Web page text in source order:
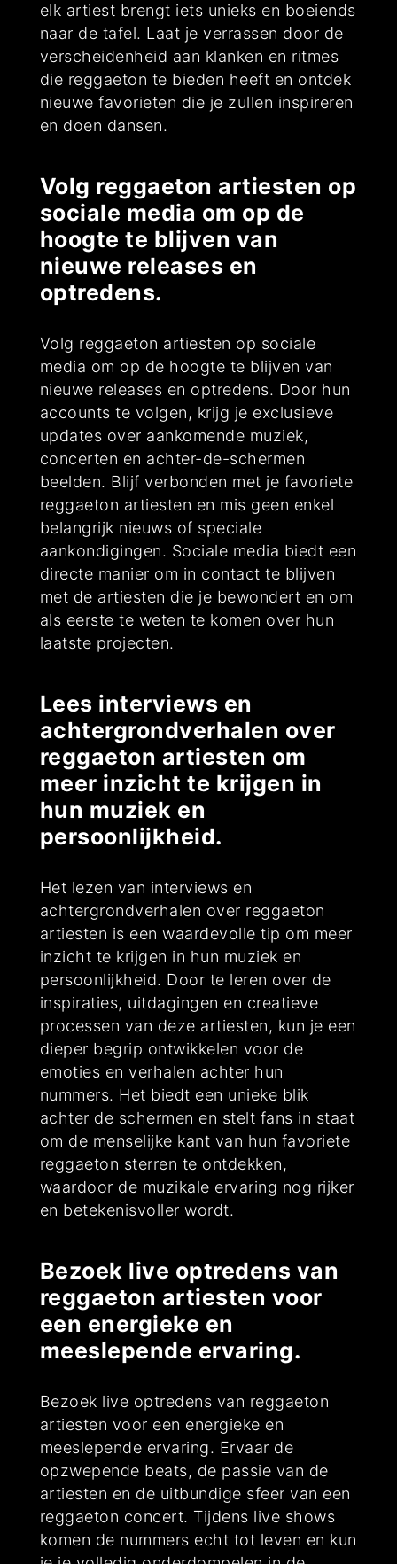
elk artiest brengt iets unieks en boeiends
naar de tafel. Laat je verrassen door de
verscheidenheid aan klanken en ritmes
die reggaeton te bieden heeft en ontdek
nieuwe favorieten die je zullen inspireren
en doen dansen.
Volg reggaeton artiesten op
sociale media om op de
hoogte te blijven van
nieuwe releases en
optredens.
Volg reggaeton artiesten op sociale
media om op de hoogte te blijven van
nieuwe releases en optredens. Door hun
accounts te volgen, krijg je exclusieve
updates over aankomende muziek,
concerten en achter-de-schermen
beelden. Blijf verbonden met je favoriete
reggaeton artiesten en mis geen enkel
belangrijk nieuws of speciale
aankondigingen. Sociale media biedt een
directe manier om in contact te blijven
met de artiesten die je bewondert en om
als eerste te weten te komen over hun
laatste projecten.
Lees interviews en
achtergrondverhalen over
reggaeton artiesten om
meer inzicht te krijgen in
hun muziek en
persoonlijkheid.
Het lezen van interviews en
achtergrondverhalen over reggaeton
artiesten is een waardevolle tip om meer
inzicht te krijgen in hun muziek en
persoonlijkheid. Door te leren over de
inspiraties, uitdagingen en creatieve
processen van deze artiesten, kun je een
dieper begrip ontwikkelen voor de
emoties en verhalen achter hun
nummers. Het biedt een unieke blik
achter de schermen en stelt fans in staat
om de menselijke kant van hun favoriete
reggaeton sterren te ontdekken,
waardoor de muzikale ervaring nog rijker
en betekenisvoller wordt.
Bezoek live optredens van
reggaeton artiesten voor
een energieke en
meeslepende ervaring.
Bezoek live optredens van reggaeton
artiesten voor een energieke en
meeslepende ervaring. Ervaar de
opzwepende beats, de passie van de
artiesten en de uitbundige sfeer van een
reggaeton concert. Tijdens live shows
komen de nummers echt tot leven en kun